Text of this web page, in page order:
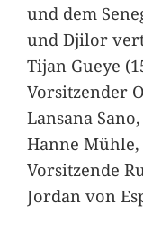
und dem
und Djilor
Tijan Gueye
Vorsitzender
Lansana
Hanne
Vorsitzende
Jordan von